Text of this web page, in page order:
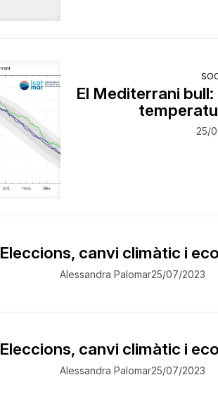
El Mediterrani
25/
Eleccions, canvi climàtic i
Alessandra Palomar25/07/2023
Eleccions, canvi climàtic i
Alessandra Palomar25/07/2023